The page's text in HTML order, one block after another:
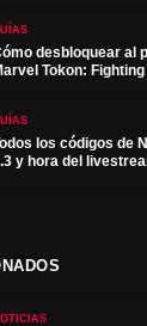
desbloquear al
Tokon:
los códigos de
y hora del